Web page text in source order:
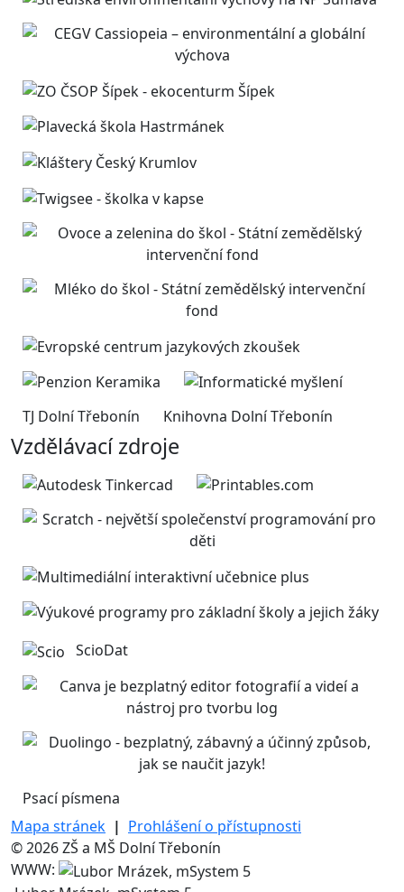
TJ Dolní Třebonín Knihovna Dolní Třebonín
Vzdělávací zdroje
ScioDat
Psací písmena
Mapa stránek | Prohlášení o přístupnosti
© 2026 ZŠ a MŠ Dolní Třebonín
WWW: